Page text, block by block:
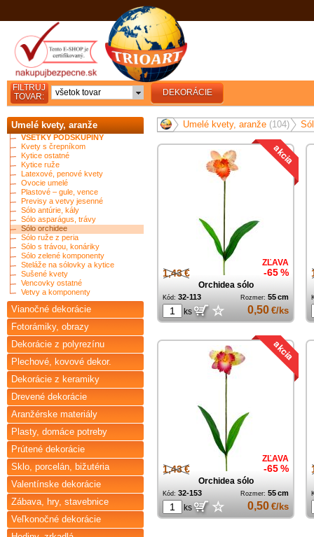
FILTRUJ
TOVAR:
všetok tovar DEKORÁCIE
Umelé kvety, aranže
VŠETKY PODSKUPINY
Kvety s črepníkom
Kytice ostatné
Kytice ruže
Latexové, penové kvety
Ovocie umelé
Plastové – gule, vence
Previsy a vetvy jesenné
Sólo antúrie, kály
Sólo asparágus, trávy
Sólo orchidee
Sólo ruže z peria
Sólo s trávou, konáriky
Sólo zelené komponenty
Steláže na sólovky a kytice
Sušené kvety
Vencovky ostatné
Vetvy a komponenty
Vianočné dekorácie
Fotorámiky, obrazy
Dekorácie z polyrezínu
Plechové, kovové dekor.
Dekorácie z keramiky
Drevené dekorácie
Aranžérske materiály
Plasty, domáce potreby
Prútené dekorácie
Sklo, porcelán, bižutéria
Valentínske dekorácie
Zábava, hry, stavebnice
Veľkonočné dekorácie
Umelé kvety, aranže (104)
1,43 €
ZĽAVA
-65 %
Orchidea sólo
0,50 €/ks
Rozmer: 55 cm
Kód: 32-113
ks
☆
1,43 €
ZĽAVA
-65 %
Orchidea sólo
0,50 €/ks
Rozmer: 55 cm
Kód: 32-153
ks
☆